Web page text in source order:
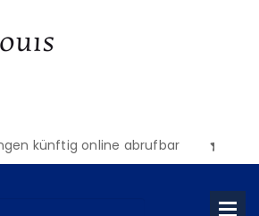
künftig online abrufbar